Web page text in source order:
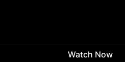
Watch Now